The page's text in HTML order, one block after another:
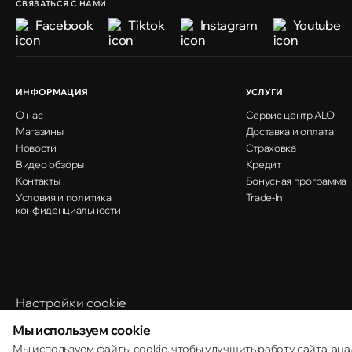
СВЯЗАТЬСЯ С НАМИ
Facebook Tiktok Instagram Youtube
ИНФОРМАЦИЯ
О нас
Магазины
Новости
Видео обзоры
Контакты
Условия и политика
конфиденциальности
УСЛУГИ
Сервис центр ALO
Доставка и оплата
Страховка
Кредит
Бонусная программа
Trade-In
Настройки cookie
Политика использования cookie
Мы используем cookie
Мы используем файлы cookie, чтобы улучшить работу сайта,